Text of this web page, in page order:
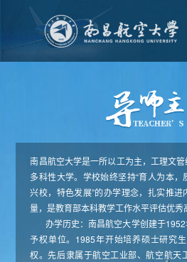
南昌航空大学是一所以工为主，工理文
多科性大学。学校始终坚持“育人为本
兴校，特色发展”的办学理念，扎实推
量，是教育部本科教学工作水平评估优秀
办学历史：南昌航空大学创建于1952
予权单位。1985年开始培养硕士研究
权。先后隶属于航空工业部、航空航天